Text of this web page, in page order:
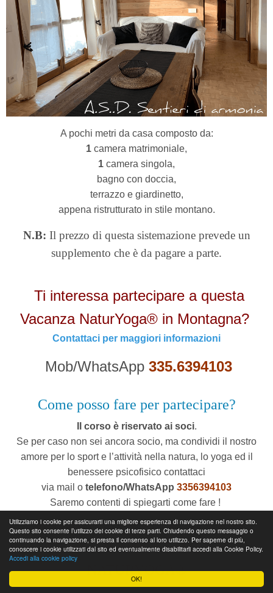
OK!
Utilizziamo i cookie per assicurarti una migliore esperienza di navigazione nel nostro sito.
Questo sito consente l’utilizzo dei cookie di terze parti. Chiudendo questo messaggio o
continuando la navigazione, si presta il consenso al loro utilizzo. Per saperne di più,
conoscere i cookie utilizzati dal sito ed eventualmente disabilitarli accedi alla Cookie Policy.
Accedi alla cookie policy
A pochi metri da casa composto da:
1 camera matrimoniale,
1 camera singola,
bagno con doccia,
terrazzo e giardinetto,
appena ristrutturatoin stile montano.
N.B: Il prezzo di questa sistemazione prevede un
supplemento che è da pagare a parte.
Ti interessa partecipare a questa
Vacanza NaturYoga® in Montagna?
Contattaci per maggiori informazioni
Mob/WhatsApp 335.6394103
Come posso fare per partecipare?
Il corso è riservato ai soci.
Se per caso non sei ancora socio, ma condividi il nostro
amore per lo sport e l’attività nella natura, lo yoga ed il
benessere psicofisico contattaci
via mail o telefono/WhatsApp 3356394103
Saremo contenti di spiegarti come fare !
* Il numero massimo di partecipanti è limitato a 10 persone
PROSSIMI APPUNTAMENTI
NATURYOGA®